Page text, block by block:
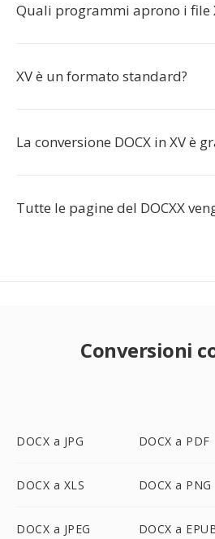
Quali programmi aprono i file
XV è un formato standard?
La conversione DOCX in XV è
Tutte le pagine del DOCXX
Conversioni
DOCX a JPG DOCX a PDF
DOCX a XLS DOCX a PNG
DOCX a JPEG DOCX a